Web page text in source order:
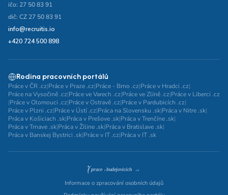
ičo: 27 50 83 91
dič: CZ 27 50 83 91
info@recruitis.io
+420 724 500 898
Rodina pracovních portálů
Práce v ČR .cz|Práce v Praze .cz|Práce - Brno .cz|Práce v Hradci .cz|
Práce na Vysočině .cz|Práce ve Varech .cz|Práce ve Zlíně .cz|Práce v Liberci .cz
|Práce v Olomouci .cz|Práce v Ostravě .cz|Práce v Pardubicích .cz|
Práce v Plzni .cz|Práce v Ústí .cz|Práca na Slovensku .sk|Práca v Nitre .sk|
Práca v Košiciach .sk|Práca v Prešove .sk|Práca v Trenčíne .sk|
Práca v Trnave .sk|Práca v Žiline .sk|Práca v Bratislave .sk|
Práca v Banskej Bystrici .sk|Práce v IT .cz|Práca v IT .sk
Informace o zpracování osobních údajů